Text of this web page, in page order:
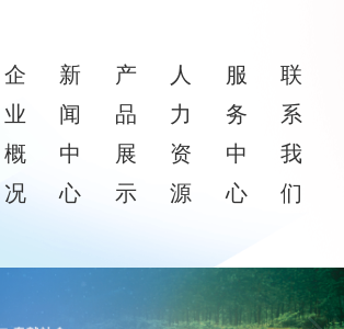
企
业
概
况
新
闻
中
心
产
品
展
示
人
力
资
源
服
务
中
心
联
系
我
们